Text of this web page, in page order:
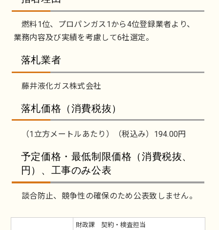
燃料1位、プロパンガス1から4位登録業者より、
業務内容及び実績を考慮して6社選定。
落札業者
藤井液化ガス株式会社
落札価格（消費税抜）
（1立方メートルあたり）（税込み）194.00円
予定価格・最低制限価格（消費税抜、
円）、工事のみ公表
談合防止、競争性の確保のため公表致しません。
財政課 契約・検査担当